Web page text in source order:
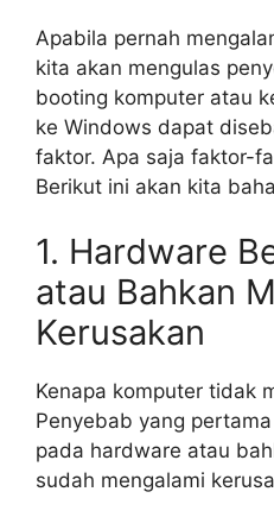
Apabila pernah
kita akan mengulas
booting komputer atau
ke Windows dapat
faktor. Apa saja faktor-
Berikut ini akan kita
1. Hardware
atau Bahkan
Kerusakan
Kenapa komputer tidak
Penyebab yang
pada hardware atau
sudah mengalami